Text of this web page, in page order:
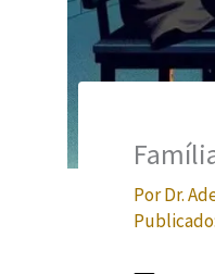
PorDr.
Publicado: